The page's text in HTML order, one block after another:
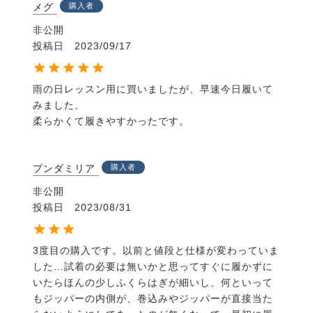
メグ 購入者
非公開
投稿日
2023/09/17
雨の日レッスン用に買いましたが、早速今日履いて
みました。
柔らかくて履きやすかったです。
プンダミリア 購入者
非公開
投稿日
2023/08/31
3度目の購入です。以前と値段と仕様が変わっていま
した…試着の必要は無いかと思ってすぐに履かずに
いたらほんの少しふくらはぎが細いし、何といって
もジッパーの内側が、巻込みやジッパーが直接当た